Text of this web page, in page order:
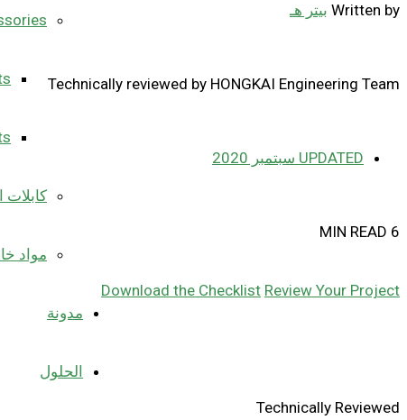
كابلات
مواد
مدونة
الحلول
Written by بيتر هـ
Technically reviewed by HONGKAI Engineering Team
UPDATED سبتمبر 2020
6 MIN READ
Download the Checklist Review Your Project
Technically Reviewed